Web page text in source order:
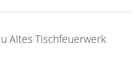
Altes Tischfeuerwerk